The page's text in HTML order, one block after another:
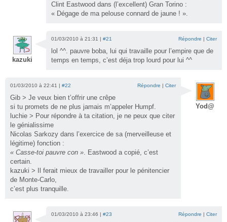
Clint Eastwood dans (l’excellent) Gran Torino :
« Dégage de ma pelouse connard de jaune ! ».
kazuki
01/03/2010 à 21:31 | #21 Répondre | Citer
lol ^^. pauvre boba, lui qui travaille pour l’empire que de
temps en temps, c’est déja trop lourd pour lui ^^
Yod@
01/03/2010 à 22:41 | #22 Répondre | Citer
Gib > Je veux bien t’offrir une crêpe
si tu promets de ne plus jamais m’appeler Humpf.
luchie > Pour répondre à ta citation, je ne peux que citer
le génialissime
Nicolas Sarkozy dans l’exercice de sa (merveilleuse et
légitime) fonction :
« Casse-toi pauvre con ». Eastwood a copié, c’est
certain.
kazuki > Il ferait mieux de travailler pour le pénitencier
de Monte-Carlo,
c’est plus tranquille.
01/03/2010 à 23:46 | #23 Répondre | Citer